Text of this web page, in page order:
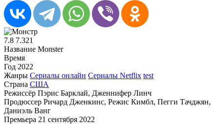
7.8 7.321
Название Monster
Время
Год 2022
Жанры Сериалы онлайн Сериалы Netflix test
Страна США
Режиссёр Пэрис Барклай, Дженнифер Линч
Продюссер Ричард Дженкинс, Режис Кимбл, Пегги Тачджян,
Даниэль Ванг
Премьера 21 сентября 2022